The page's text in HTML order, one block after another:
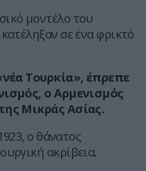
μοντέλο του
σε ένα φρικτό
Τουρκία», έπρεπε
ο Αρμενισμός
Μικράς Ασίας.
ο θάνατος
ακρίβεια.